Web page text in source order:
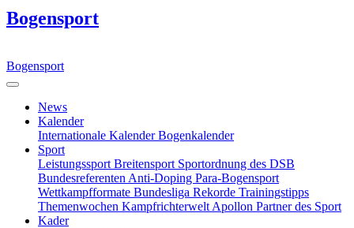
Bogensport
Bogensport
News
Kalender
Internationale KalenderBogenkalender
Sport
Leistungssport Breitensport Sportordnung des DSB
Bundesreferenten Anti-Doping Para-Bogensport
Wettkampfformate Bundesliga Rekorde Trainingstipps
Themenwochen Kampfrichterwelt Apollon Partner des Sport
Kader